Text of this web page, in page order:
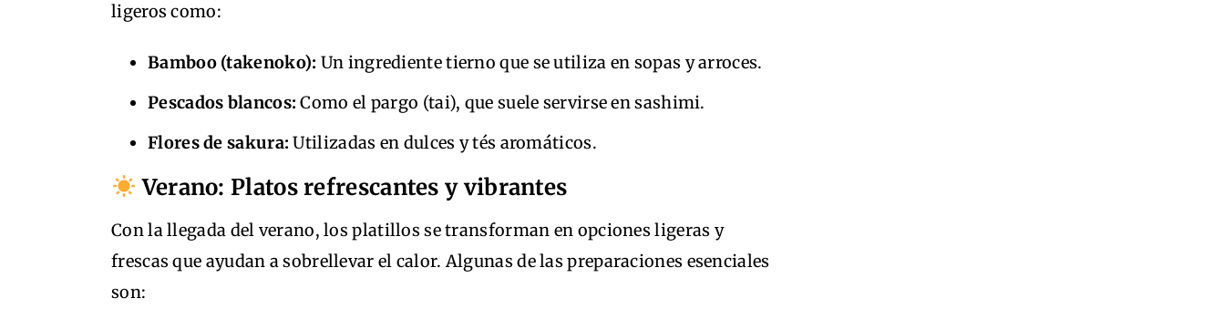
ligeros como:
Bamboo (takenoko): Un ingrediente tierno que se utiliza en sopas y arroces.
Pescados blancos: Como el pargo (tai), que suele servirse en sashimi.
Flores de sakura: Utilizadas en dulces y tés aromáticos.
Verano: Platos refrescantes y vibrantes
Con la llegada del verano, los platillos se transforman en opciones ligeras y
frescas que ayudan a sobrellevar el calor. Algunas de las preparaciones esenciales
son: